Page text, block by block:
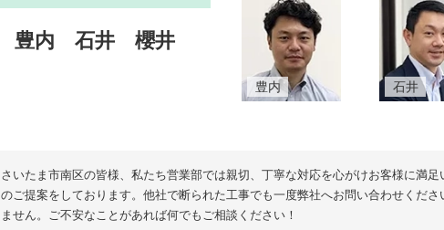
豊内 石井 櫻井
豊内 石井
さいたま市南区の皆様、私たち営業部では親切、丁寧な対応を心がけお客様に満
のご提案をしております。他社で断られた工事でも一度弊社へお問い合わせくだ
ません。ご不安なことがあれば何でもご相談ください！